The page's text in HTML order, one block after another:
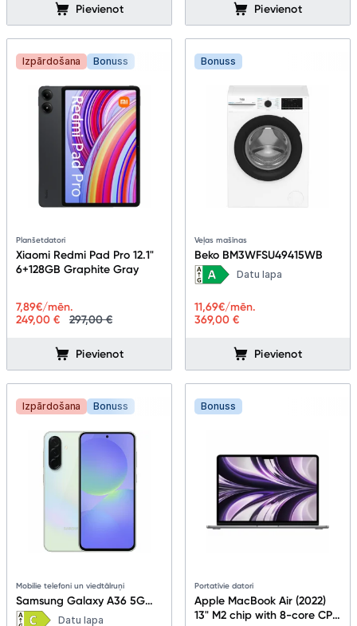
Pievienot Pievienot
Izpārdošana Bonuss
Planšetdatori
Xiaomi Redmi Pad Pro 12.1"
6+128GB Graphite Gray
249,00 € 297,00 €
7,89€/mēn.
Pievienot
Bonuss
Veļas mašīnas
Beko BM3WFSU49415WB
Datu lapa
369,00 €
11,69€/mēn.
Pievienot
Izpārdošana Bonuss
Mobilie telefoni un viedtālruņi
Samsung Galaxy A36 5G
8+256GB Awesome Lime
Datu lapa
Bonuss
Portatīvie datori
Apple MacBook Air (2022)
13" M2 chip with 8-core CPU